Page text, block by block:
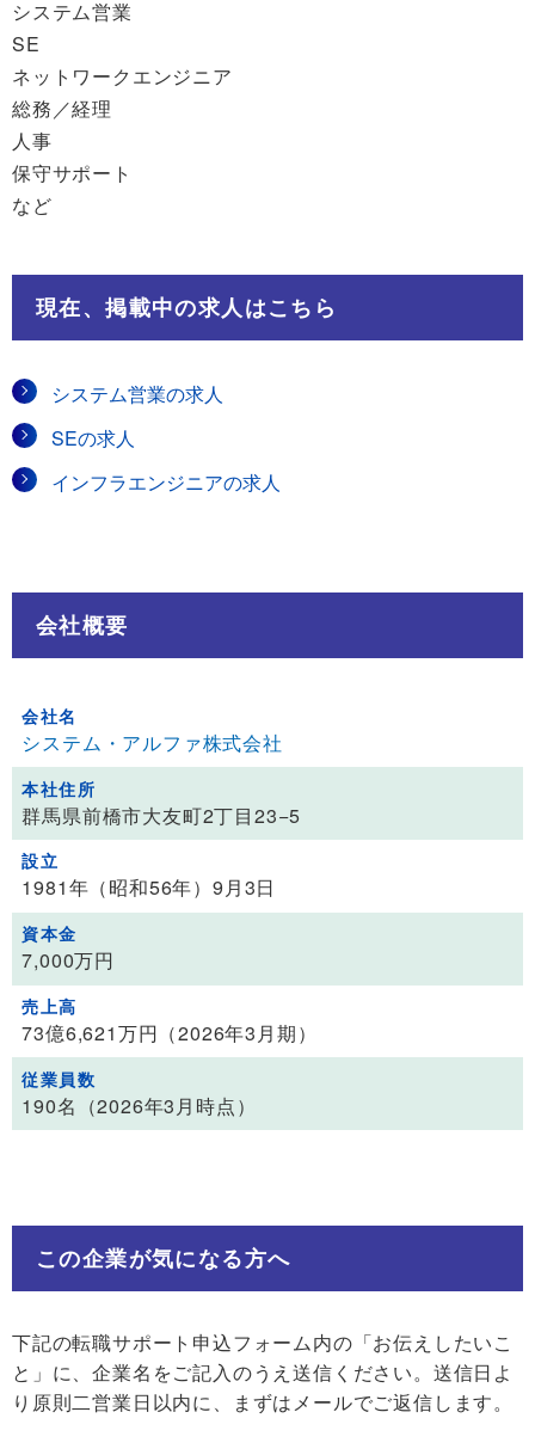
システム営業
SE
ネットワークエンジニア
総務／経理
人事
保守サポート
など
現在、掲載中の求人はこちら
システム営業の求人
SEの求人
インフラエンジニアの求人
会社概要
会社名
システム・アルファ株式会社
本社住所
群馬県前橋市大友町2丁目23−5
設立
1981年（昭和56年）9月3日
資本金
7,000万円
売上高
73億6,621万円（2026年3月期）
従業員数
190名（2026年3月時点）
この企業が気になる方へ
下記の転職サポート申込フォーム内の「お伝えしたいこ
と」に、企業名をご記入のうえ送信ください。送信日よ
り原則二営業日以内に、まずはメールでご返信します。